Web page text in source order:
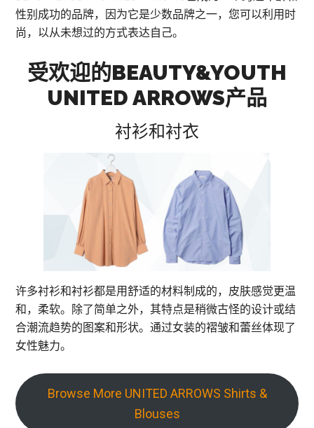
性别成功的品牌，因为它是少数品牌之一，您可以利用时
尚，以从未想过的方式表达自己。
受欢迎的BEAUTY&YOUTH
UNITED ARROWS产品
衬衫和衬衣
许多衬衫和衬衫都是用舒适的材料制成的，皮肤感觉更温
和，柔软。除了简单之外，其特点是稍微古怪的设计或结
合潮流趋势的图案和形状。通过女装的褶皱和蕾丝体现了
女性魅力。
Browse More UNITED ARROWS Shirts &
Blouses